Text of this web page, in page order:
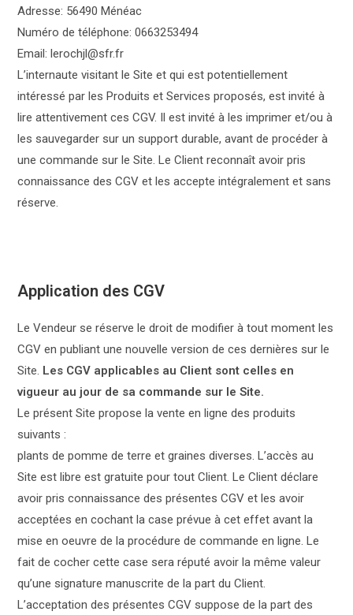
Adresse: 56490 Ménéac
Numéro de téléphone: 0663253494
Email:lerochjl@sfr.fr
L’internaute visitant le Site et qui est potentiellement
intéressé par les Produits et Services proposés, est invité à
lire attentivement ces CGV. Il est invité à les imprimer et/ou à
les sauvegarder sur un support durable, avant de procéder à
une commande sur le Site. Le Client reconnaît avoir pris
connaissance des CGV et les accepte intégralement et sans
réserve.
Application des CGV
Le Vendeur se réserve le droit de modifier à tout moment les
CGV en publiant une nouvelle version de ces dernières sur le
Site. Les CGV applicables au Client sont celles en
vigueur au jour de sa commande sur le Site.
Le présent Site propose la vente en ligne des produits
suivants :
plants de pomme de terre et graines diverses. L’accès au
Site est libre est gratuite pour tout Client. Le Client déclare
avoir pris connaissance des présentes CGV et les avoir
acceptées en cochant la case prévue à cet effet avant la
mise en oeuvre de la procédure de commande en ligne. Le
fait de cocher cette case sera réputé avoir la même valeur
qu’une signature manuscrite de la part du Client.
L’acceptation des présentes CGV suppose de la part des